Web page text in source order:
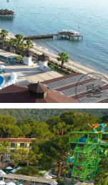
gėrimai - kasdien)